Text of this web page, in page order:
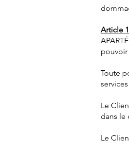
Article
pouvoir
Toute
Le
dans le
Le